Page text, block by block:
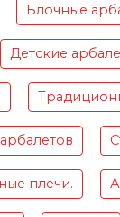
Блочные
Детские
плечи.